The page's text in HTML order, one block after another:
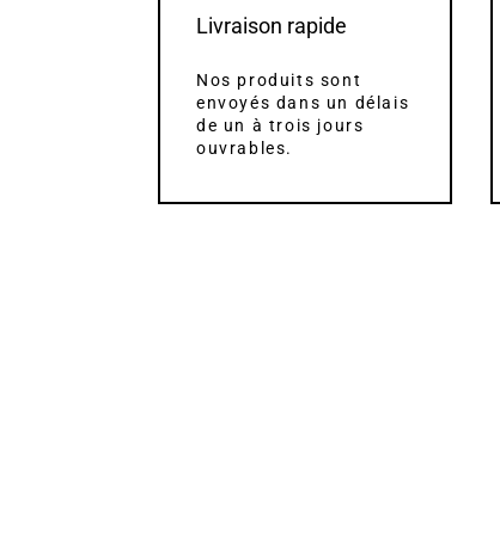
Livraison rapide
Nos produits sont
envoyés dans un délais
de un à trois jours
ouvrables.